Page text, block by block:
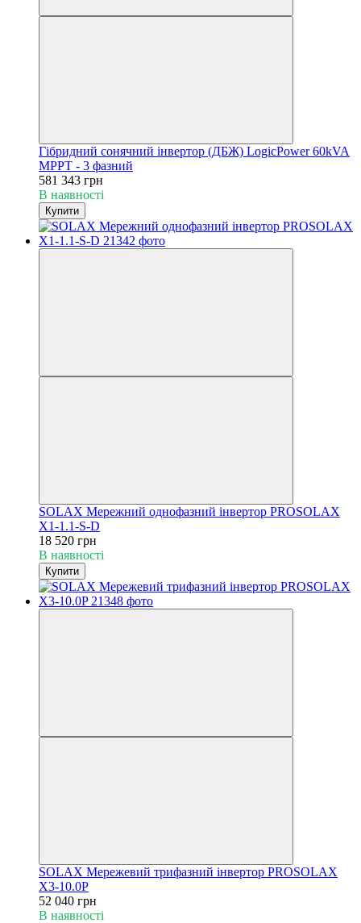
Гібридний сонячний інвертор (ДБЖ) LogicPower 60kVA
MPPT - 3 фазний
581 343 грн
В наявності
Купити
SOLAX Мережний однофазний інвертор PROSOLAX
Х1-1.1-S-D
18 520 грн
В наявності
Купити
SOLAX Мережевий трифазний інвертор PROSOLAX
Х3-10.0P
52 040 грн
В наявності